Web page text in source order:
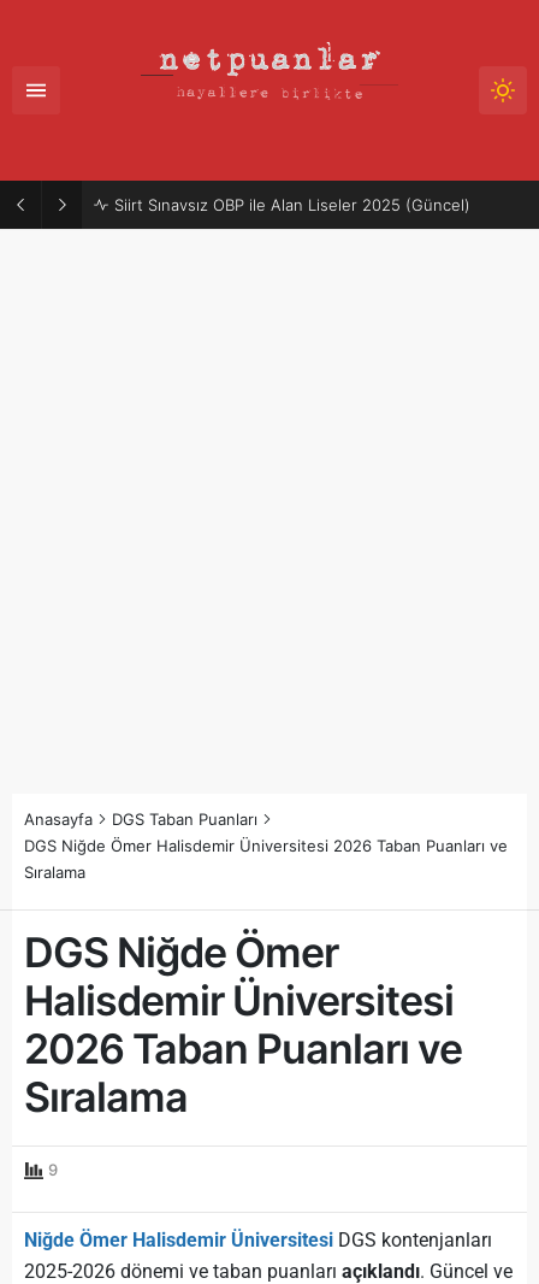
Siirt Sınavsız OBP ile Alan Liseler 2025 (Güncel)
Anasayfa
DGS Taban Puanları
DGS Niğde Ömer Halisdemir Üniversitesi 2026 Taban Puanları ve
Sıralama
DGS Niğde Ömer
Halisdemir Üniversitesi
2026 Taban Puanları ve
Sıralama
9
Niğde Ömer Halisdemir Üniversitesi DGS kontenjanları
2025-2026 dönemi ve taban puanları açıklandı. Güncel ve